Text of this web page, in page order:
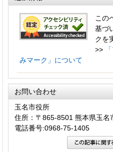
この
基づ
クを
>>
みマーク」について
お問い合わせ
玉名市役所
住所：〒865-8501 熊本県玉名
電話番号:0968-75-1405